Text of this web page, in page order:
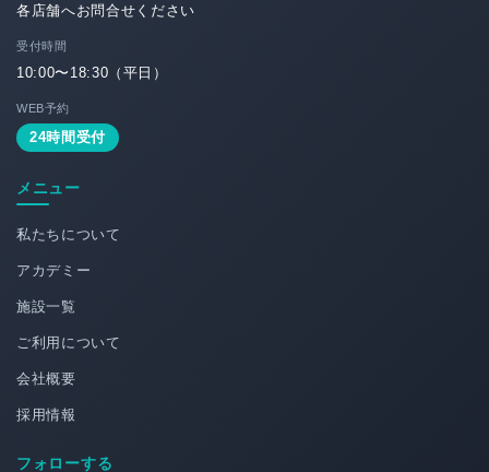
各店舗へお問合せください
受付時間
10:00〜18:30（平日）
WEB予約
24時間受付
メニュー
私たちについて
アカデミー
施設一覧
ご利用について
会社概要
採用情報
フォローする